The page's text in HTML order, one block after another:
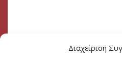
Διαχείριση